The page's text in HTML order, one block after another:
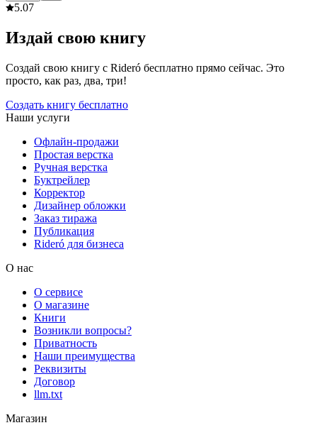
5.07
Издай свою книгу
Создай свою книгу с Rideró бесплатно прямо сейчас. Это
просто, как раз, два, три!
Создать книгу бесплатно
Наши услуги
Офлайн-продажи
Простая верстка
Ручная верстка
Буктрейлер
Корректор
Дизайнер обложки
Заказ тиража
Публикация
Rideró для бизнеса
О нас
О сервисе
О магазине
Книги
Возникли вопросы?
Приватность
Наши преимущества
Реквизиты
Договор
llm.txt
Магазин